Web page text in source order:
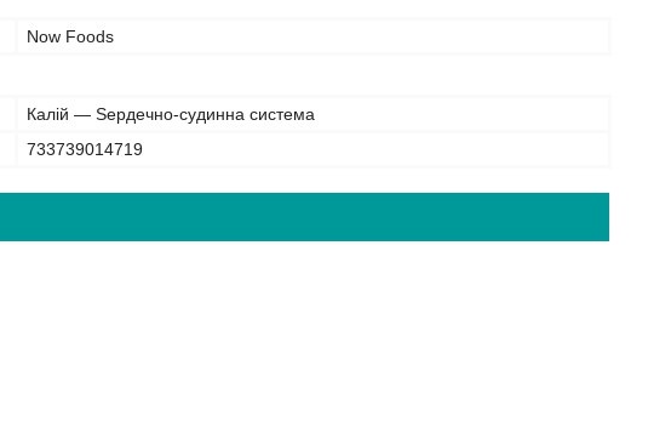
Now Foods
Калій — Sердечно-судинна система
733739014719